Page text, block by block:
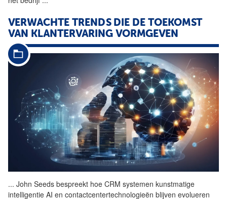
VERWACHTE TRENDS DIE DE TOEKOMST
VAN KLANTERVARING VORMGEVEN
... John Seeds bespreekt hoe CRM systemen kunstmatige
intelligentie AI en contactcentertechnologieën blijven evolueren